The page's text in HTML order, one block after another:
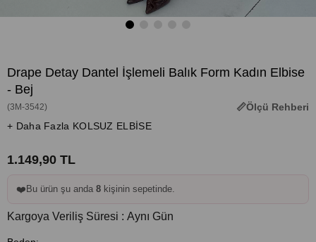
Drape Detay Dantel İşlemeli Balık Form Kadın Elbise
- Bej
(3M-3542)
Ölçü Rehberi
+ Daha Fazla KOLSUZ ELBİSE
1.149,90 TL
❤️ Bu ürün şu anda 8 kişinin sepetinde.
Kargoya Veriliş Süresi : Aynı Gün